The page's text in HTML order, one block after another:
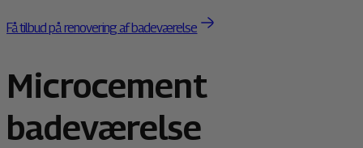
Få tilbud på renovering af badeværelse
Microcement
badeværelse